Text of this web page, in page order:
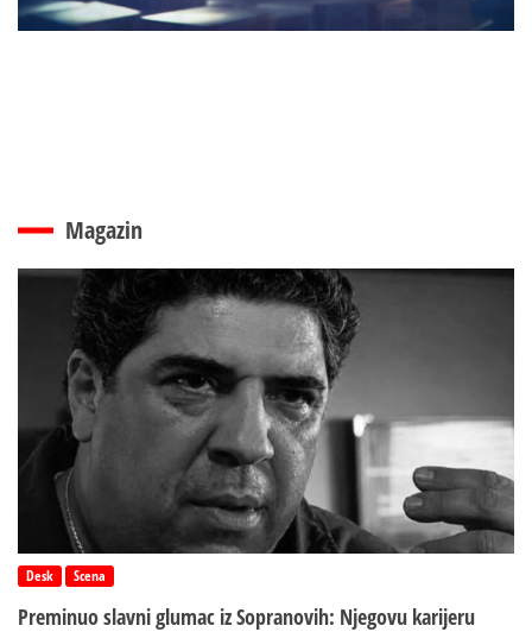
Magazin
Desk Scena
Preminuo slavni glumac iz Sopranovih: Njegovu karijeru